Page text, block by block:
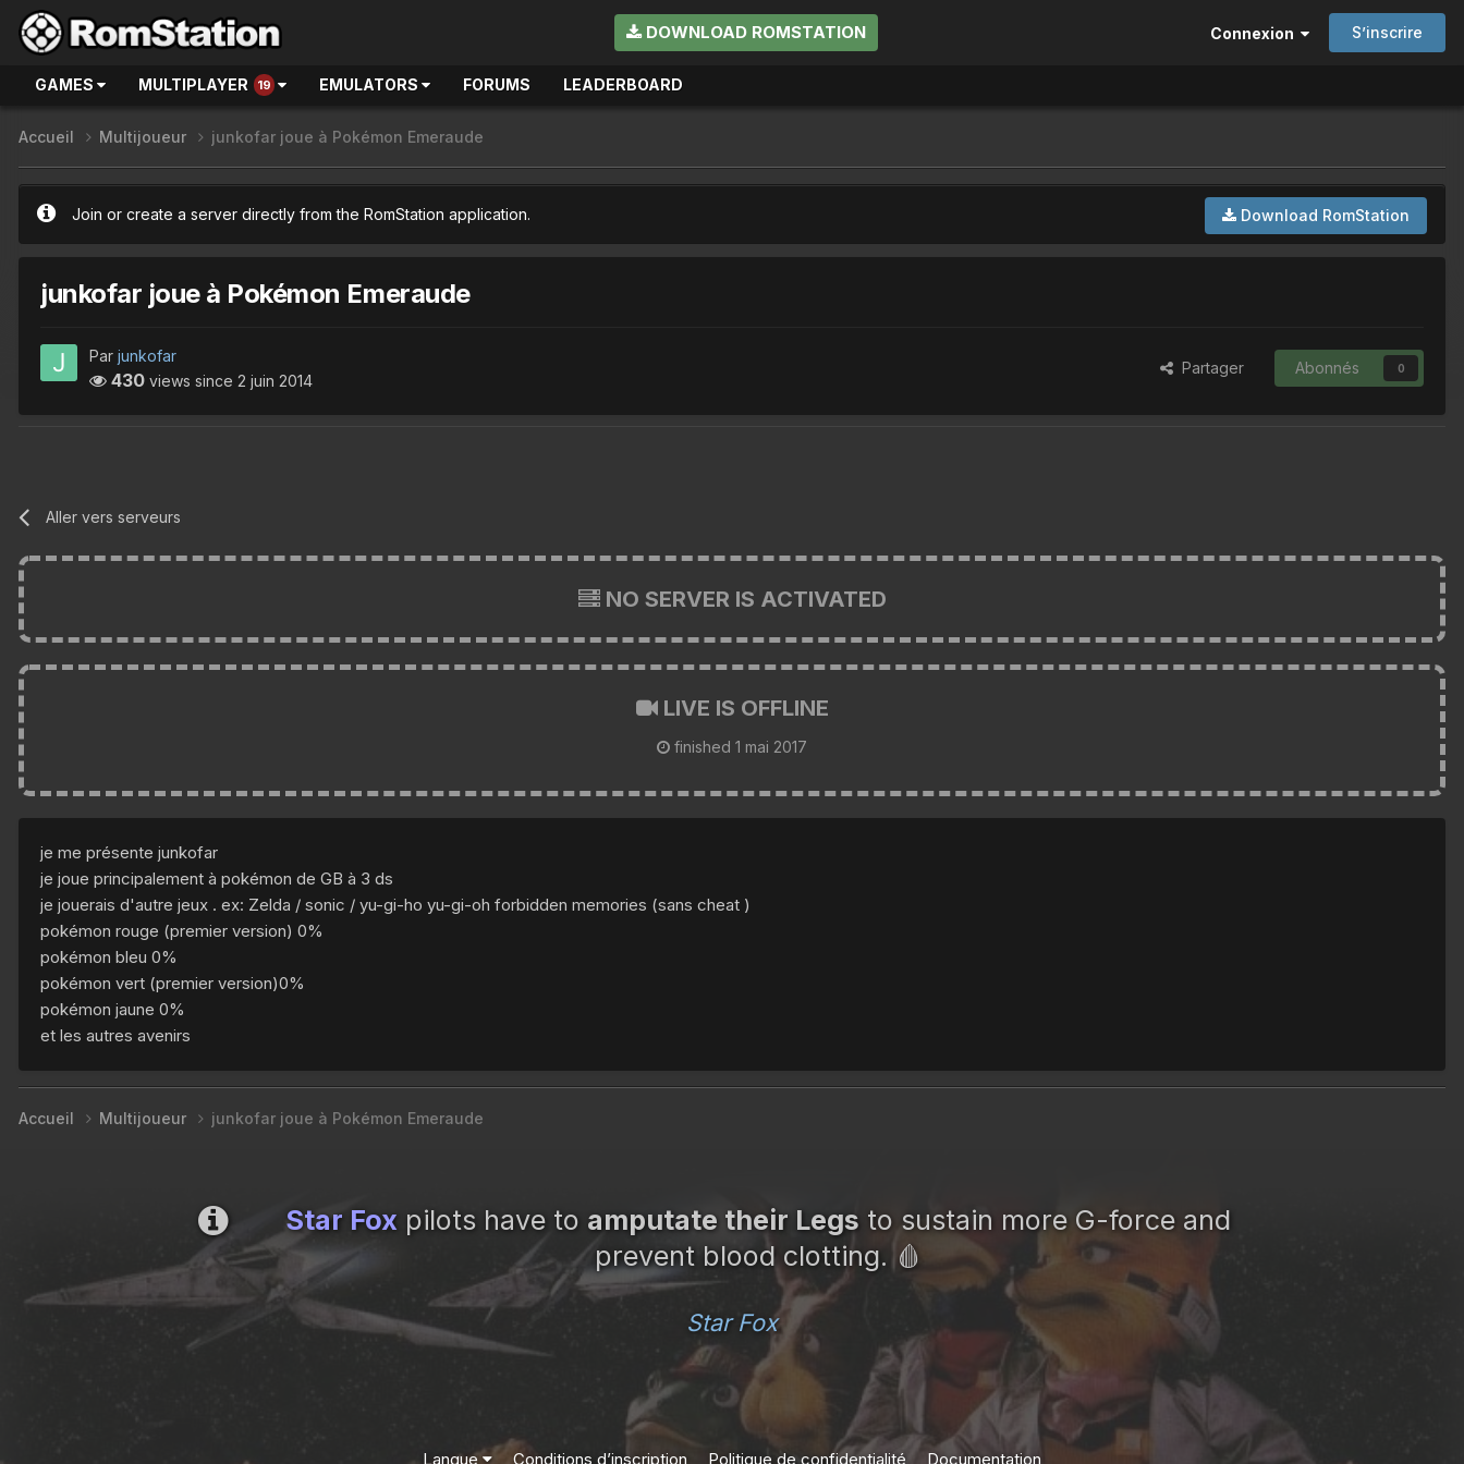
DOWNLOAD ROMSTATION Connexion S’inscrire
GAMES MULTIPLAYER 19 EMULATORS FORUMS LEADERBOARD
Accueil Multijoueur junkofar joue à Pokémon Emeraude
Download RomStation
Join or create a server directly from the RomStation application.
junkofar joue à Pokémon Emeraude
Par junkofar
430 views since 2 juin 2014
Partager Abonnés 0
Aller vers serveurs
NO SERVER IS ACTIVATED
LIVE IS OFFLINE
finished 1 mai 2017
je me présente junkofar
je joue principalement à pokémon de GB à 3 ds
je jouerais d'autre jeux . ex: Zelda / sonic / yu-gi-ho yu-gi-oh forbidden memories (sans cheat )
pokémon rouge (premier version) 0%
pokémon bleu 0%
pokémon vert (premier version)0%
pokémon jaune 0%
et les autres avenirs
Accueil Multijoueur junkofar joue à Pokémon Emeraude
Star Fox pilots have to amputate their Legs to sustain more G-force and
prevent blood clotting. 🩸
Star Fox
Langue Conditions d’inscription Politique de confidentialité Documentation